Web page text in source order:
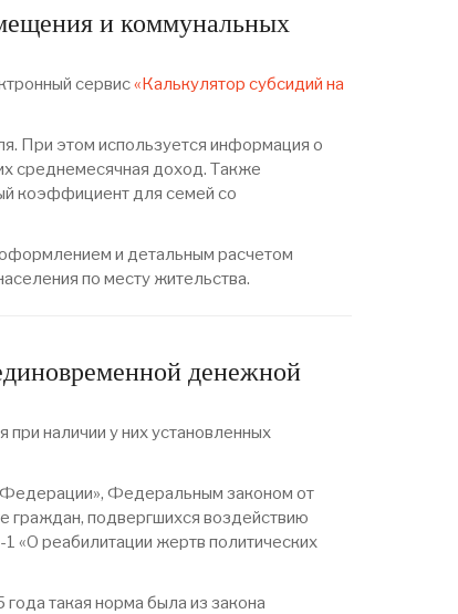
и коммунальных
сервис«Калькулятор субсидий на
При этом используется информация о
среднемесячная доход. Также
коэффициент для семей со
и детальным расчетом
по месту жительства.
денежной
наличии у них установленных
Федеральным законом от
подвергшихся воздействию
«О реабилитации жертв политических
такая норма была из закона